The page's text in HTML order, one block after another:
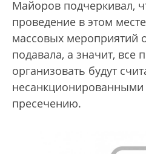
Майоров подчеркивал,
проведение в этом
массовых мероприятий
подавала, а значит, все
организовать будут
пресечению.